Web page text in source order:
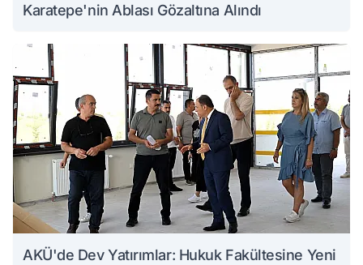
Karatepe'nin Ablası Gözaltına Alındı
AKÜ'de Dev Yatırımlar: Hukuk Fakültesine Yeni